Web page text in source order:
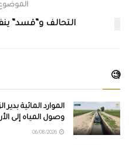
الموضوع
التحالف و”قسد”
🧐
الموارد المائية
وصول المياه إلى